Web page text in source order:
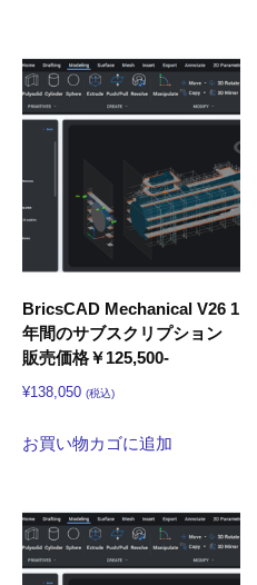
BricsCAD Mechanical V26 1
年間のサブスクリプション
販売価格￥125,500-
¥138,050 (税込)
お買い物カゴに追加